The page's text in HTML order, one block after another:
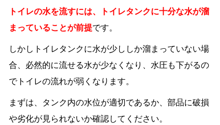
トイレの水を流すには、トイレタンクに十分な水が溜
まっていることが前提です。
しかしトイレタンクに水が少ししか溜まっていない場
合、必然的に流せる水が少なくなり、 水圧も下がるの
でトイレの流れが弱くなります。
まずは、タンク内の水位が適切であるか、部品に破損
や劣化が見られないか確認してください。